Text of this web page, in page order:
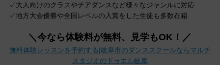
✓大人向けのクラスやチアダンスなど様々なジャンルに対応
✓地方大会優勝や全国レベルの入賞をした生徒も多数在籍
＼今なら体験料が無料、見学もOK！／
無料体験レッスンを予約する|岐阜市のダンススクールならマルチ
スタジオのドゥエル岐阜